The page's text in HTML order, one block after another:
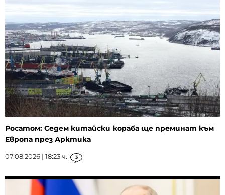
Росатом: Седем китайски кораба ще преминат към
Европа през Арктика
07.08.2026 | 18:23 ч. 3